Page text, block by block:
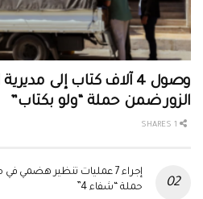
وصول 4 آلاف كتاب إلى
الزور ضمن حملة “ولو بكتاب”
إجراء 7 عمليات تنظير
حملة “شفاء 4”